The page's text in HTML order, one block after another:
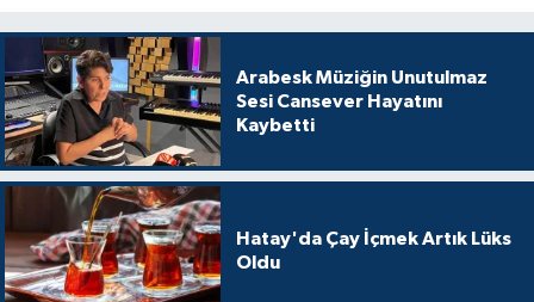
Arabesk Müziğin Unutulmaz
Sesi Cansever Hayatını
Kaybetti
Hatay'da Çay İçmek Artık Lüks
Oldu